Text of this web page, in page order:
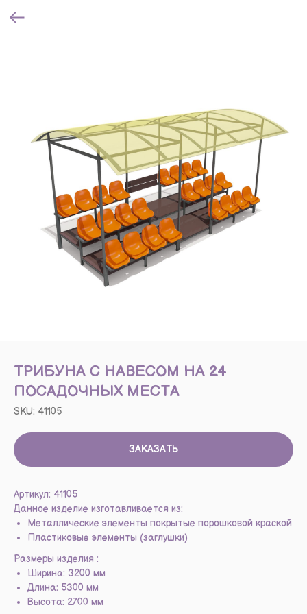
ТРИБУНА С НАВЕСОМ НА 24
ПОСАДОЧНЫХ МЕСТА
SKU: 41105
ЗАКАЗАТЬ
Артикул: 41105
Данное изделие изготавливается из:
Металлические элементы покрытые порошковой краской
Пластиковые элементы (заглушки)
Размеры изделия :
Ширина: 3200 мм
Длина: 5300 мм
Высота: 2700 мм